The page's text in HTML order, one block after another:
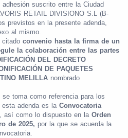
suscrito entre la Ciudad
RETAIL DIVISIONO S.L (B-
previstos en la presente adenda,
al mismo.
citado convenio hasta la firma de un
la colaboración entre las partes
DEL DECRETO
DE PAQUETES
MELILLA nombrado
toma como referencia para los
esta adenda es la Convocatoria
, así como lo dispuesto en la Orden
de 2025, por la que se acuerda la